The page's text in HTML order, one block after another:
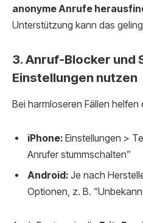
anonyme Anrufe
Unterstützung kann das
3. Anruf-Blocker und
Einstellungen nutzen
Bei harmloseren Fällen
iPhone: Einstellungen >
Anrufer stummschalten”
Android: Je nach
Optionen, z. B.